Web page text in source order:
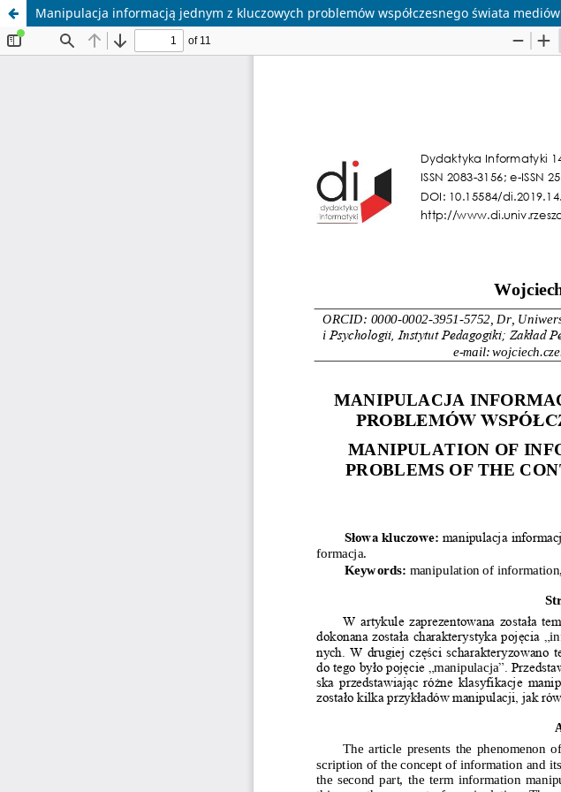
Manipulacja informacją jednym z kluczowych problemów współczesnego świata mediów